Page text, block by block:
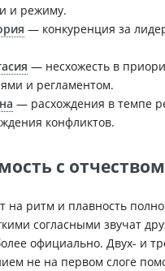
и режиму.
— конкуренция за
— несхожесть в
и регламентом.
— расхождения в темпе
конфликтов.
с отчеством
на ритм и плавность
согласными звучат
официально. Двух- и
не на первом слоге